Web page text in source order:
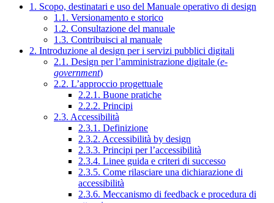
1. Scopo, destinatari e uso del Manuale operativo di design
1.1. Versionamento e storico
1.2. Consultazione del manuale
1.3. Contribuisci al manuale
2. Introduzione al design per i servizi pubblici digitali
2.1. Design per l’amministrazione digitale (e-
government)
2.2. L’approccio progettuale
2.2.1. Buone pratiche
2.2.2. Principi
2.3. Accessibilità
2.3.1. Definizione
2.3.2. Accessibilità by design
2.3.3. Principi per l’accessibilità
2.3.4. Linee guida e criteri di successo
2.3.5. Come rilasciare una dichiarazione di
accessibilità
2.3.6. Meccanismo di feedback e procedura di